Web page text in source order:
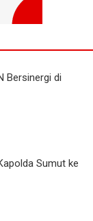
Bersinergi di
Sumut ke